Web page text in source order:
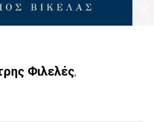
Φιλελές,